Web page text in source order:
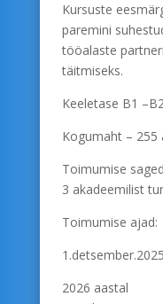
Kursuste
paremini
tööalaste
täitmiseks.
Keeletase B1
Kogumaht – 255
Toimumise
3 akadeemilist
Toimumise ajad:
2026 aastal